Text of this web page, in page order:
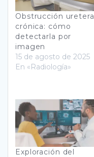
Obstrucción ureteral
crónica: cómo
detectarla por
imagen
15 de agosto de 2025
En «Radiología»
Exploración del